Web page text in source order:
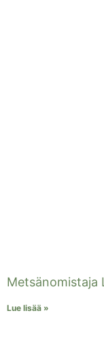
Metsänomistaja
Lue lisää »